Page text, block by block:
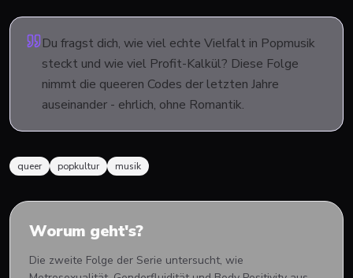
Du fragst dich, wie viel echte Vielfalt in Popmusik
steckt und wie viel Profit-Kalkül? Diese Folge
nimmt die queeren Codes der letzten Jahre
auseinander - ehrlich, ohne Romantik.
queer popkultur musik
Worum geht's?
Die zweite Folge der Serie untersucht, wie